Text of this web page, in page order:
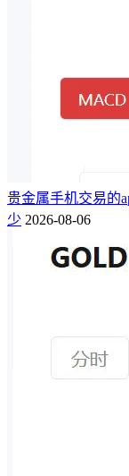
贵金属手机交易的
少 2026-08-06